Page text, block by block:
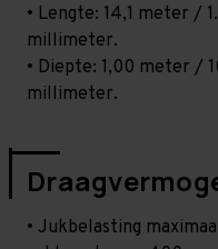
• Lengte: 14,1 meter /
millimeter.
• Diepte: 1,00 meter /
millimeter.
• Jukbelasting